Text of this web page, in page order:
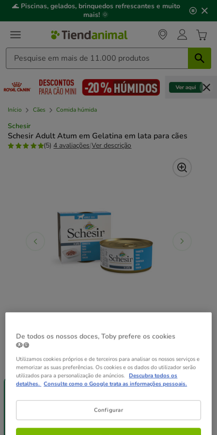
3,
mensagem,
🌊 Piscinas, gelados, brinquedos refrescantes e muito
mais! 🌞
Início Cães Comida húmida
Schesir
Schesir Adult Atum em Gelatina em lata para cães
(5) 4 avaliações|Ver descrição
Peso:150 g
150 g
Até - 8€!
3.59€
(23.93€ / kg)
Pack
Poupança
42.22€
(23.46€ / kg)
De todos os nossos doces, Toby prefere os cookies
🐶🍪
Utilizamos cookies próprios e de terceiros para analisar os nossos serviços e
memorizar as suas preferências. Os cookies e os dados do utilizador serão
utilizados para a personalização de anúncios. Descubra todos os
detalhes. Consulte como o Google trata as informações pessoais.
Configurar